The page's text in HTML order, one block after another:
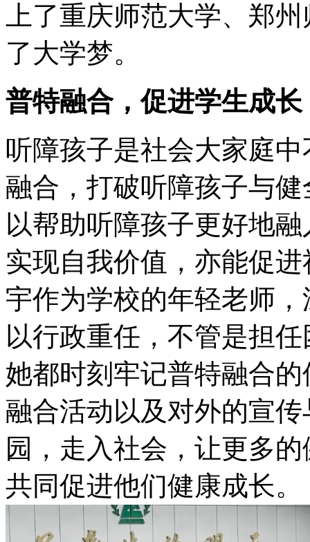
上了重庆师范大学、郑
了大学梦。
普特融合，促进学生成长
听障孩子是社会大家庭
融合，打破听障孩子与
以帮助听障孩子更好地
实现自我价值，亦能促
宇作为学校的年轻老师
以行政重任，不管是担
她都时刻牢记普特融合
融合活动以及对外的宣
园，走入社会，让更多
共同促进他们健康成长。